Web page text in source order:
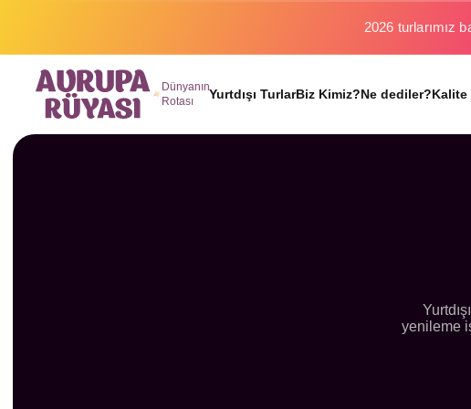
2026 turlarımız
Dünyanın
Rotası
Yurtdışı TurlarBiz Kimiz?Ne dediler?Kalite
yenileme